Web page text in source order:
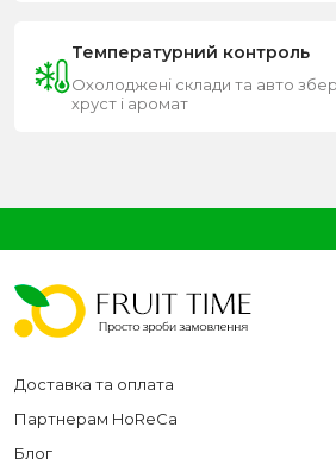
Температурний контроль
Охолоджені склади та авто
хруст і аромат
Доставка та оплата
Партнерам HoReCa
Блог